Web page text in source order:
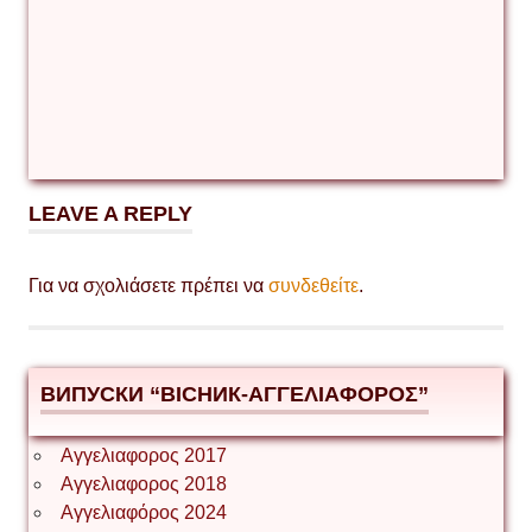
LEAVE A REPLY
Για να σχολιάσετε πρέπει να συνδεθείτε.
ВИПУСКИ “ВІСНИК-ΑΓΓΕΛΙΑΦΟΡΟΣ”
Αγγελιαφορος 2017
Αγγελιαφορος 2018
Αγγελιαφόρος 2024